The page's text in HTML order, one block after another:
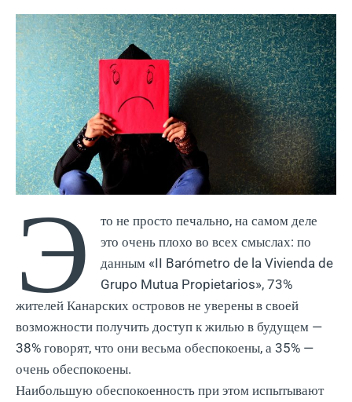
Э
то не просто печально, на самом деле
это очень плохо во всех смыслах: по
данным «II Barómetro de la Vivienda de
Grupo Mutua Propietarios», 73%
жителей Канарских островов не уверены в своей
возможности получить доступ к жилью в будущем —
38% говорят, что они весьма обеспокоены, а 35% —
очень обеспокоены.
Наибольшую обеспокоенность при этом испытывают